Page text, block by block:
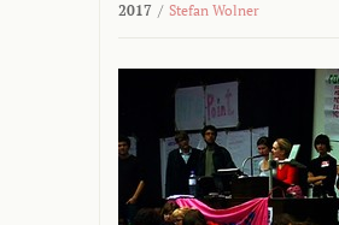
2017 / Stefan Wolner